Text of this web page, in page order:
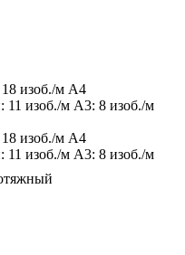
изоб./м A4
11 изоб./м A3: 8 изоб./м
изоб./м A4
11 изоб./м A3: 8 изоб./м